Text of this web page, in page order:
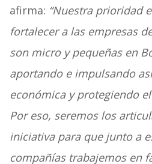
afirma: “Nuestra prioridad
fortalecer a las empresas
son micro y pequeñas en
aportando e impulsando
económica y protegiendo
Por eso, seremos los
iniciativa para que junto a
compañías trabajemos en